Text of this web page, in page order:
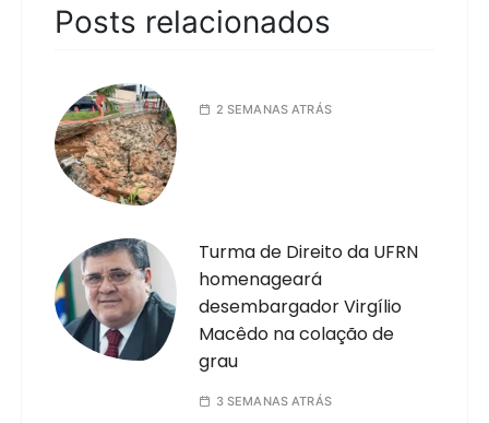
Posts relacionados
2 SEMANAS ATRÁS
Turma de Direito da UFRN
homenageará
desembargador Virgílio
Macêdo na colação de
grau
3 SEMANAS ATRÁS